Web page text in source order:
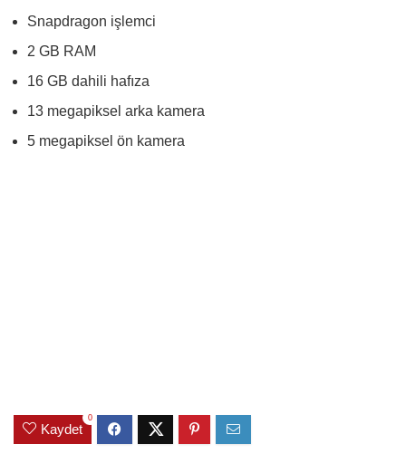
Snapdragon işlemci
2 GB RAM
16 GB dahili hafıza
13 megapiksel arka kamera
5 megapiksel ön kamera
Kaydet
0